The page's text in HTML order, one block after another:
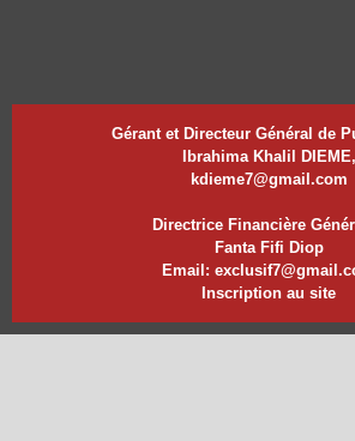
Gérant et Directeur Général de
Ibrahima Khalil DIEME,
kdieme7@gmail.com
Directrice Financière
Fanta Fifi Diop
Email:
Inscription au site